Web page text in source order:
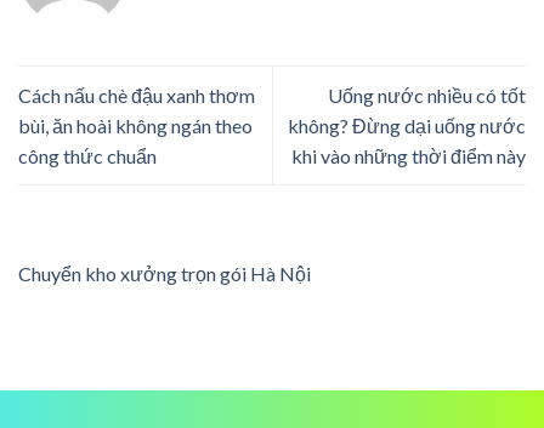
Cách nấu chè đậu xanh thơm
bùi, ăn hoài không ngán theo
công thức chuẩn
Uống nước nhiều có tốt
không? Đừng dại uống nước
khi vào những thời điểm này
Chuyển kho xưởng trọn gói Hà Nội